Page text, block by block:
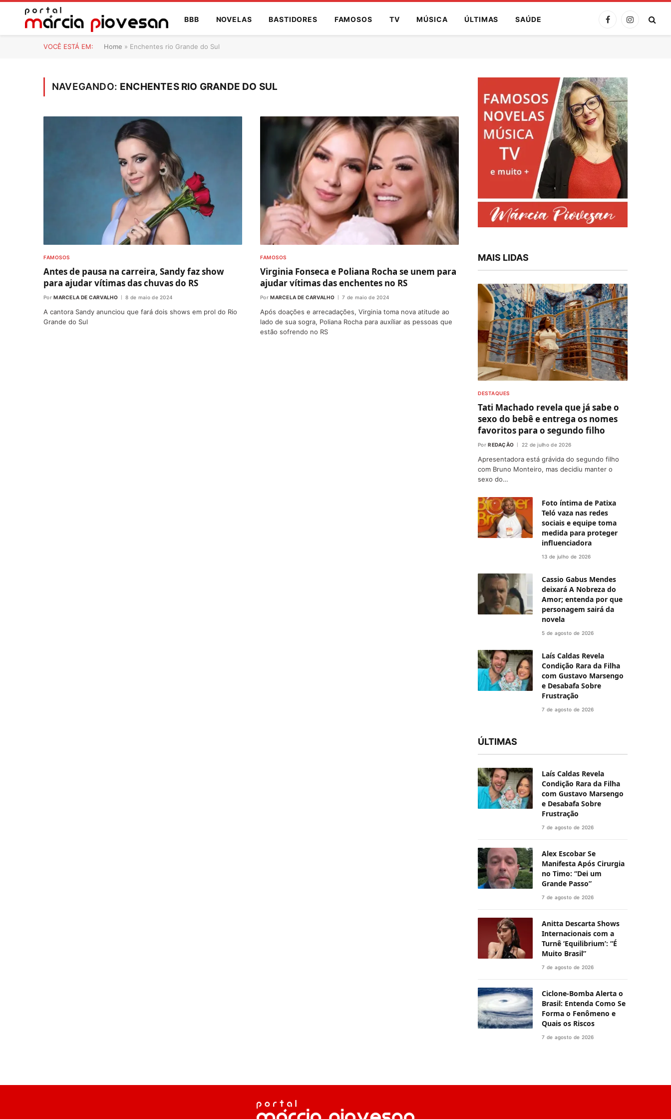
BBB NOVELAS BASTIDORES FAMOSOS TV MÚSICA ÚLTIMAS SAÚDE FacebookInstagram
VOCÊ ESTÁ EM: Home » Enchentes rio Grande do Sul
NAVEGANDO: ENCHENTES RIO GRANDE DO SUL
FAMOSOS
Antes de pausa na carreira, Sandy faz show
para ajudar vítimas das chuvas do RS
Por MARCELA DE CARVALHO 8 de maio de 2024
A cantora Sandy anunciou que fará dois shows em prol do Rio
Grande do Sul
FAMOSOS
Virginia Fonseca e Poliana Rocha se unem para
ajudar vítimas das enchentes no RS
Por MARCELA DE CARVALHO 7 de maio de 2024
Após doações e arrecadações, Virginia toma nova atitude ao
lado de sua sogra, Poliana Rocha para auxíliar as pessoas que
estão sofrendo no RS
MAIS LIDAS
DESTAQUES
Tati Machado revela que já sabe o
sexo do bebê e entrega os nomes
favoritos para o segundo filho
Por REDAÇÃO 22 de julho de 2026
Apresentadora está grávida do segundo filho
com Bruno Monteiro, mas decidiu manter o
sexo do…
Foto íntima de Patixa
Teló vaza nas redes
sociais e equipe toma
medida para proteger
influenciadora
13 de julho de 2026
Cassio Gabus Mendes
deixará A Nobreza do
Amor; entenda por que
personagem sairá da
novela
5 de agosto de 2026
Laís Caldas Revela
Condição Rara da Filha
com Gustavo Marsengo
e Desabafa Sobre
Frustração
7 de agosto de 2026
ÚLTIMAS
Laís Caldas Revela
Condição Rara da Filha
com Gustavo Marsengo
e Desabafa Sobre
Frustração
7 de agosto de 2026
Alex Escobar Se
Manifesta Após Cirurgia
no Timo: “Dei um
Grande Passo”
7 de agosto de 2026
Anitta Descarta Shows
Internacionais com a
Turnê ‘Equilibrium’: “É
Muito Brasil”
7 de agosto de 2026
Ciclone-Bomba Alerta o
Brasil: Entenda Como Se
Forma o Fenômeno e
Quais os Riscos
7 de agosto de 2026